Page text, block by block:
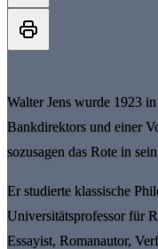
Walter Jens wurde 1923
Bankdirektors und einer
sozusagen das Rote in
Er studierte klassische
Universitätsprofessor für
Essayist, Romanautor,